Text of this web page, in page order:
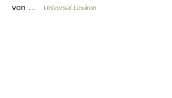
von …
Universal-Lexikon